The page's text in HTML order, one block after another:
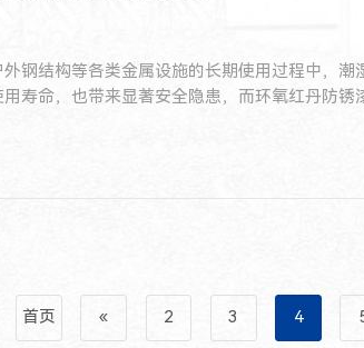
钢结构等各类金属设施的长期使用过程中，
寿命，也带来显著安全隐患，而环氧红丹防
首页 « 2 3 4